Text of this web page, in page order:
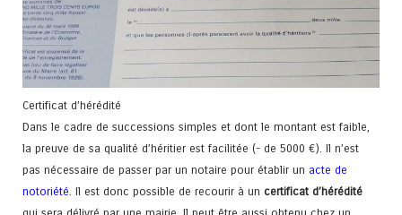
Certificat d’hérédité
Dans le cadre de successions simples et dont le montant est faible,
la preuve de sa qualité d’héritier est facilitée (- de 5000 €). Il n’est
pas nécessaire de passer par un notaire pour établir un acte de
notoriété . Il est donc possible de recourir à un certificat d’hérédité